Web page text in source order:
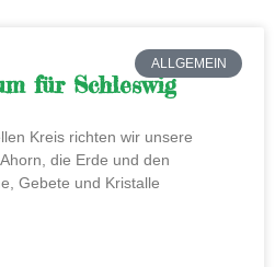
ALLGEMEIN
für Schleswig
Kreis richten wir unsere
die Erde und den
Gebete und Kristalle